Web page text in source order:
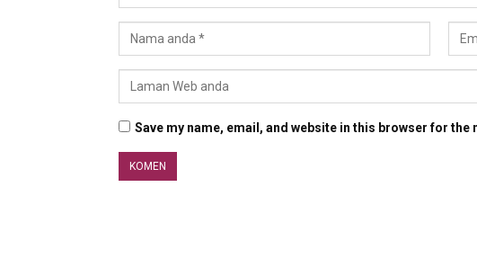
Save my name, email, and website in this browser for the